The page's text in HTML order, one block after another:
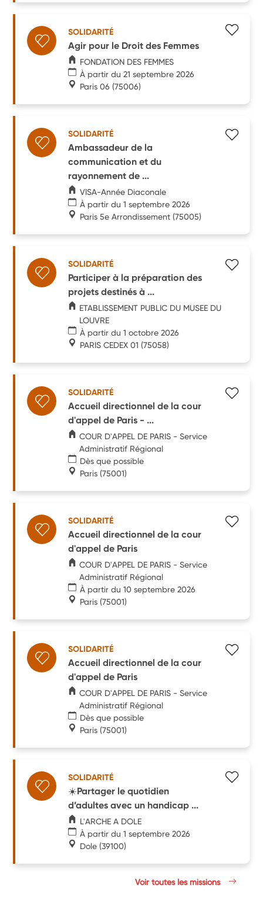
SOLIDARITÉ
Agir pour le Droit des Femmes
FONDATION DES FEMMES
À partir du 21 septembre 2026
Paris 06 (75006)
SOLIDARITÉ
Ambassadeur de la
communication et du
rayonnement de ...
VISA-Année Diaconale
À partir du 1 septembre 2026
Paris 5e Arrondissement (75005)
SOLIDARITÉ
Participer à la préparation des
projets destinés à ...
ETABLISSEMENT PUBLIC DU MUSEE DU
LOUVRE
À partir du 1 octobre 2026
PARIS CEDEX 01 (75058)
SOLIDARITÉ
Accueil directionnel de la cour
d'appel de Paris - ...
COUR D'APPEL DE PARIS - Service
Administratif Régional
Dès que possible
Paris (75001)
SOLIDARITÉ
Accueil directionnel de la cour
d'appel de Paris
COUR D'APPEL DE PARIS - Service
Administratif Régional
À partir du 10 septembre 2026
Paris (75001)
SOLIDARITÉ
Accueil directionnel de la cour
d'appel de Paris
COUR D'APPEL DE PARIS - Service
Administratif Régional
Dès que possible
Paris (75001)
SOLIDARITÉ
☀️Partager le quotidien
d’adultes avec un handicap ...
L'ARCHE A DOLE
À partir du 1 septembre 2026
Dole (39100)
Voir toutes les missions